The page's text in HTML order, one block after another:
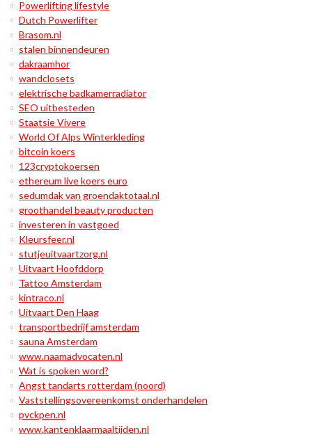
Powerlifting lifestyle
Dutch Powerlifter
Brasom.nl
stalen binnendeuren
dakraamhor
wandclosets
elektrische badkamerradiator
SEO uitbesteden
Staatsie Vivere
World Of Alps Winterkleding
bitcoin koers
123cryptokoersen
ethereum live koers euro
sedumdak van groendaktotaal.nl
groothandel beauty producten
investeren in vastgoed
Kleursfeer.nl
stutjeuitvaartzorg.nl
Uitvaart Hoofddorp
Tattoo Amsterdam
kintraco.nl
Uitvaart Den Haag
transportbedrijf amsterdam
sauna Amsterdam
www.naamadvocaten.nl
Wat is spoken word?
Angst tandarts rotterdam (noord)
Vaststellingsovereenkomst onderhandelen
pvckpen.nl
www.kantenklaarmaaltijden.nl